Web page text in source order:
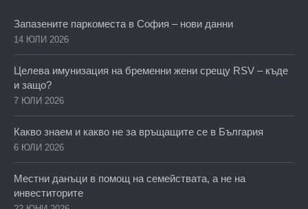
Запазените паркоместа в София – нови данни
14 ЮЛИ 2026
Целева имунизация на бременни жени срещу RSV – къде
и защо?
7 ЮЛИ 2026
Какво знаем и какво не за връщащите се в България
6 ЮЛИ 2026
Местни данъци в помощ на семействата, а не на
инвеститорите